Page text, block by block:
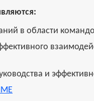
в области
и